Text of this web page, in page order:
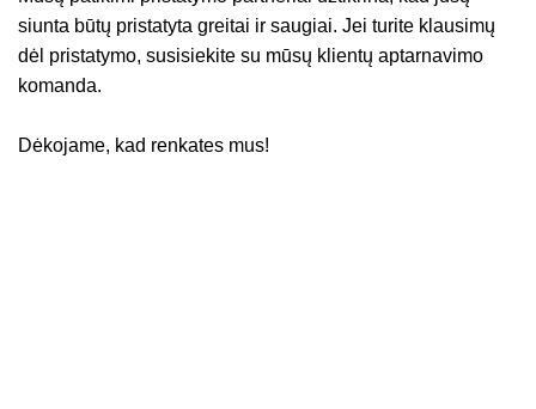
siunta būtų pristatyta greitai ir saugiai. Jei turite klausimų
dėl pristatymo, susisiekite su mūsų klientų aptarnavimo
komanda.
Dėkojame, kad renkates mus!